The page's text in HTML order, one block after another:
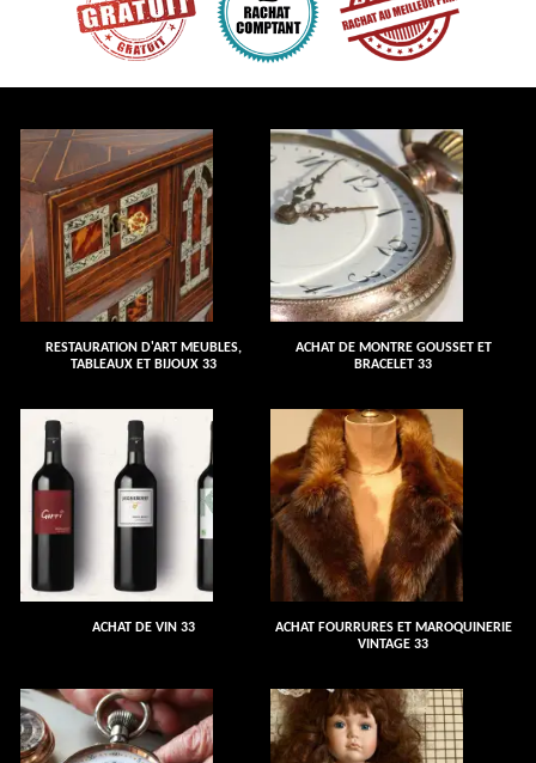
RESTAURATION D'ART MEUBLES,
TABLEAUX ET BIJOUX 33
ACHAT DE MONTRE GOUSSET ET
BRACELET 33
ACHAT DE VIN 33
ACHAT FOURRURES ET MAROQUINERIE
VINTAGE 33